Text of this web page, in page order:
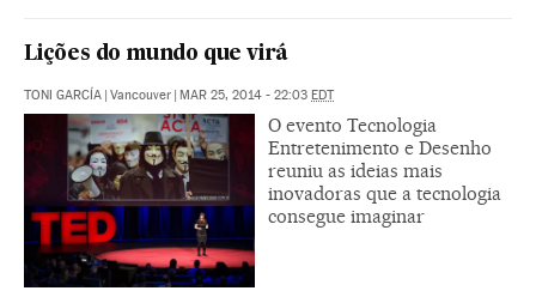
Lições do mundo que virá
TONI GARCÍA | Vancouver | MAR 25, 2014 - 22:03 EDT
O evento Tecnologia
Entretenimento e Desenho
reuniu as ideias mais
inovadoras que a tecnologia
consegue imaginar